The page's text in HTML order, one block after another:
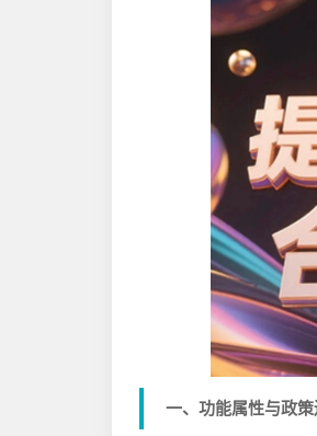
一、功能属性与政